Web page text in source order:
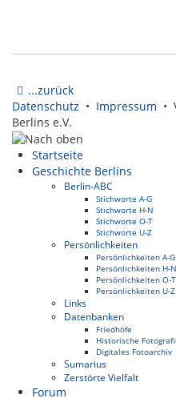
...zurück
Datenschutz • Impressum •
Berlins e.V.
Startseite
Geschichte Berlins
Berlin-ABC
Stichworte A-G
Stichworte H-N
Stichworte O-T
Stichworte U-Z
Persönlichkeiten
Persönlichkeiten A-G
Persönlichkeiten H-N
Persönlichkeiten O-T
Persönlichkeiten U-Z
Links
Datenbanken
Friedhöfe
Historische
Digitales Fotoarchiv
Sumarius
Zerstörte Vielfalt
Forum